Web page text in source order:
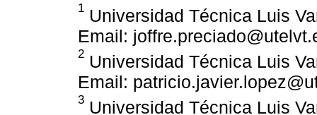
1 Universidad Técnica Luis
Email:
2 Universidad Técnica Luis
Email:
3 Universidad Técnica Luis